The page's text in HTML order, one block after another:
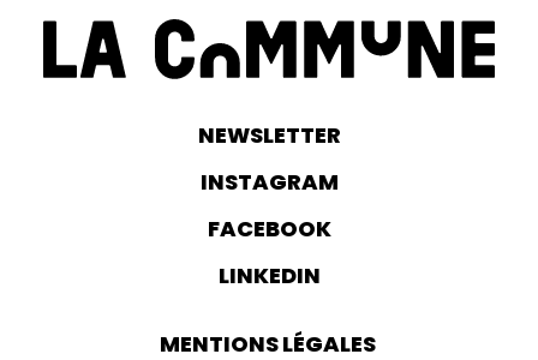
NEWSLETTER
INSTAGRAM
FACEBOOK
LINKEDIN
MENTIONS LÉGALES